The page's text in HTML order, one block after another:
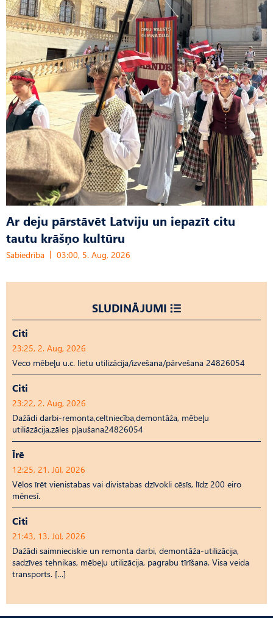
Ar deju pārstāvēt Latviju un iepazīt citu
tautu krāšņo kultūru
Sabiedrība 03:00, 5. Aug, 2026
SLUDINĀJUMI
Citi
23:25, 2. Aug, 2026
Veco mēbeļu u.c. lietu utilizācija/izvešana/pārvešana 24826054
Citi
23:22, 2. Aug, 2026
Dažādi darbi-remonta,celtniecība,demontāža, mēbeļu
utiliāzācija,zāles pļaušana24826054
Īrē
12:25, 21. Jūl, 2026
Vēlos īrēt vienistabas vai divistabas dzīvokli cēsīs, līdz 200 eiro
mēnesī.
Citi
21:43, 13. Jūl, 2026
Dažādi saimnieciskie un remonta darbi, demontāža-utilizācija,
sadzīves tehnikas, mēbeļu utilizācija, pagrabu tīrīšana. Visa veida
transports. […]